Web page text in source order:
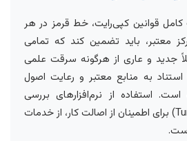
قوانین کپی‌رایت، خط قرمز در هر
معتبر، باید تضمین کند که تمامی
جدید و عاری از هرگونه سرقت علمی
به منابع معتبر و رعایت اصول
استفاده از نرم‌افزارهای بررسی
سرقت ادبی (مانند Turnitin) برای اطمینان از اصالت کار، از خدمات